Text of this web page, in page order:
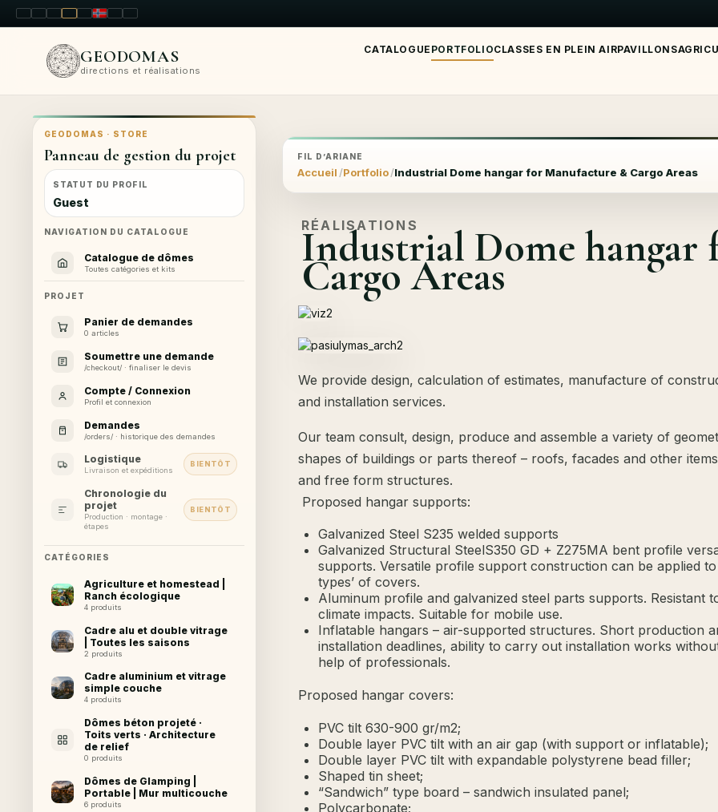
LT ENPL FR RUNOSKRO
GEODOMAS
directions et réalisations
CATALOGUE PORTFOLIOCLASSES EN PLEIN AIRPAVILLONS
GEODOMAS · STORE
Panneau de gestion du projet
STATUT DU PROFIL
Guest
NAVIGATION DU CATALOGUE
Catalogue de dômes
Toutes catégories et kits
PROJET
Panier de demandes
0 articles
Soumettre une demande
/checkout/ · finaliser le devis
Compte / Connexion
Profil et connexion
Demandes
/orders/ · historique des demandes
Logistique
Livraison et expéditions
BIENTÔT
Chronologie du
projet
Production · montage ·
étapes
BIENTÔT
CATÉGORIES
Agriculture et homestead |
Ranch écologique
4 produits
Cadre alu et double vitrage
| Toutes les saisons
2 produits
Cadre aluminium et vitrage
simple couche
4 produits
Dômes béton projeté ·
Toits verts · Architecture
de relief
0 produits
Dômes de Glamping |
Portable | Mur multicouche
6 produits
FIL D’ARIANE
Accueil Portfolio Industrial Dome hangar for Manufacture & Cargo Areas
RÉALISATIONS
Industrial Dome
Cargo Areas
We provide design, calculation of estimates, manufacture of
and installation services.
Our team consult, design, produce and assemble a variety of
shapes of buildings or parts thereof – roofs, facades and other
and free form structures.
Proposed hangar supports:
Galvanized Steel S235 welded supports
Galvanized Structural SteelS350 GD + Z275MA bent profile
supports. Versatile profile support construction can be applied
types’ of covers.
Aluminum profile and galvanized steel parts supports. Resistant
climate impacts. Suitable for mobile use.
Inflatable hangars – air-supported structures. Short production
installation deadlines, ability to carry out installation works
help of professionals.
Proposed hangar covers:
PVC tilt 630-900 gr/m2;
Double layer PVC tilt with an air gap (with support or inflatable);
Double layer PVC tilt with expandable polystyrene bead filler;
Shaped tin sheet;
“Sandwich” type board – sandwich insulated panel;
Polycarbonate;